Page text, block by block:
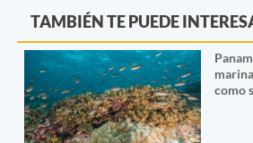
TAMBIÉN TE PUEDE
como